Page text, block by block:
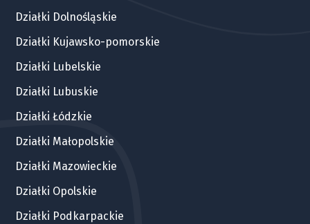
Działki Dolnośląskie
Działki Kujawsko-pomorskie
Działki Lubelskie
Działki Lubuskie
Działki Łódzkie
Działki Małopolskie
Działki Mazowieckie
Działki Opolskie
Działki Podkarpackie